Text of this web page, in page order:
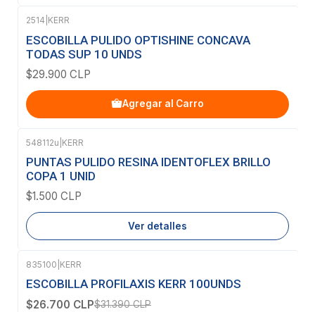
2514 KERR
ESCOBILLA PULIDO OPTISHINE CONCAVA
TODAS SUP 10 UNDS
$29.900 CLP
Agregar al Carro
Agotado
548112u KERR
PUNTAS PULIDO RESINA IDENTOFLEX BRILLO
COPA 1 UNID
$1.500 CLP
Ver detalles
-15%OFF
835100 KERR
ESCOBILLA PROFILAXIS KERR 100UNDS
$26.700 CLP$31.390 CLP